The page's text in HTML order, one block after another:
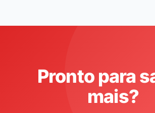
Pronto para
mais?